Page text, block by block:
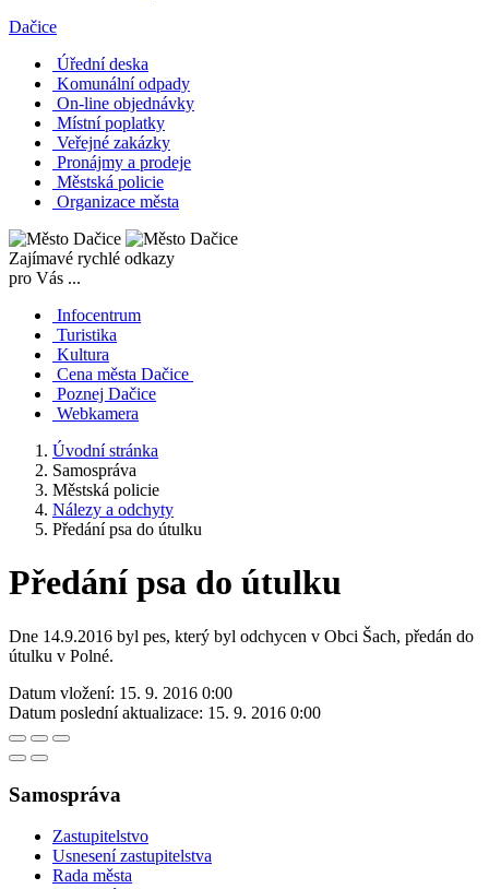
Dačice
Úřední deska
Komunální odpady
On-line objednávky
Místní poplatky
Veřejné zakázky
Pronájmy a prodeje
Městská policie
Organizace města
Zajímavé rychlé odkazy
pro Vás ...
Infocentrum
Turistika
Kultura
Cena města Dačice
Poznej Dačice
Webkamera
Úvodní stránka
Samospráva
Městská policie
Nálezy a odchyty
Předání psa do útulku
Předání psa do útulku
Dne 14.9.2016 byl pes, který byl odchycen v Obci Šach, předán do
útulku v Polné.
Datum vložení: 15. 9. 2016 0:00
Datum poslední aktualizace: 15. 9. 2016 0:00
Samospráva
Zastupitelstvo
Usnesení zastupitelstva
Rada města